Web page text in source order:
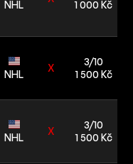
NHL 1 000 Kč
NHL
X
3/10
1 500 Kč
NHL
X
3/10
1 500 Kč